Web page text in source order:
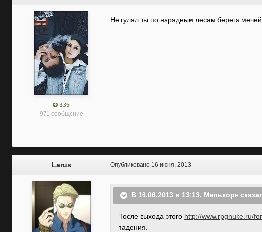
335
971 сообщение
Не гулял ты по нарядным лесам берега
Larus Опубликовано 16 июня, 2013
В 16.06.2013 в 13:13, Мелькорн
После выхода этого http://www.rpgnuke.ru/
падения.